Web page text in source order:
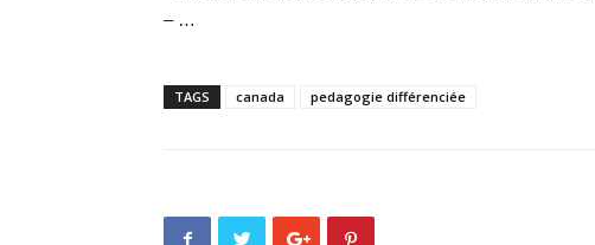
– …
TAGS canada pedagogie différenciée